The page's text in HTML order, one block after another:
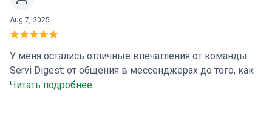
Aug 7, 2025
У меня остались отличные впечатления от команды
Servi Digest: от общения в мессенджерах до того, как
радушно меня встретили на ресепшене — все прошло
Читать подробнее